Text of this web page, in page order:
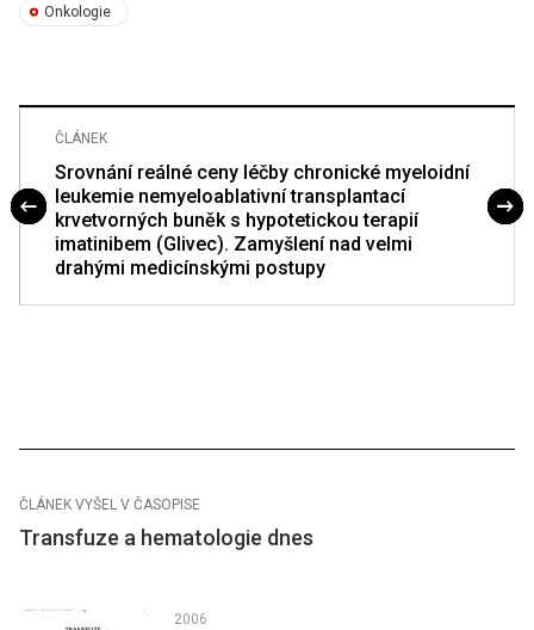
Onkologie
ČLÁNEK
Srovnání reálné ceny léčby chronické myeloidní
leukemie nemyeloablativní transplantací
krvetvorných buněk s hypotetickou terapií
imatinibem (Glivec). Zamyšlení nad velmi
drahými medicínskými postupy
ČLÁNEK VYŠEL V ČASOPISE
Transfuze a hematologie dnes
2006